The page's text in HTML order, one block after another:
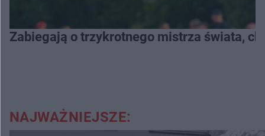
Zabiegają o trzykrotnego mistrza świata,
NAJWAŻNIEJSZE: